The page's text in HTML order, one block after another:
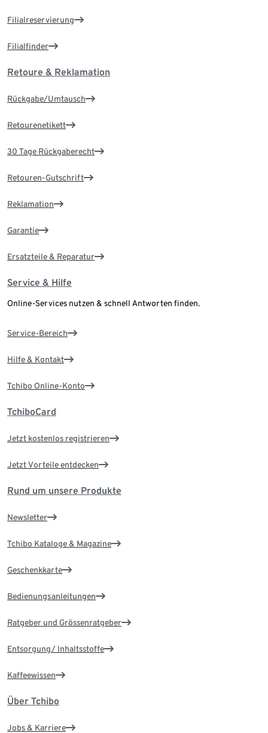
Filialreservierung
Filialfinder
Retoure & Reklamation
Rückgabe/Umtausch
Retourenetikett
30 Tage Rückgaberecht
Retouren-Gutschrift
Reklamation
Garantie
Ersatzteile & Reparatur
Service & Hilfe
Online-Services nutzen & schnell Antworten finden.
Service-Bereich
Hilfe & Kontakt
Tchibo Online-Konto
TchiboCard
Jetzt kostenlos registrieren
Jetzt Vorteile entdecken
Rund um unsere Produkte
Newsletter
Tchibo Kataloge & Magazine
Geschenkkarte
Bedienungsanleitungen
Ratgeber und Grössenratgeber
Entsorgung/ Inhaltsstoffe
Kaffeewissen
Über Tchibo
Jobs & Karriere